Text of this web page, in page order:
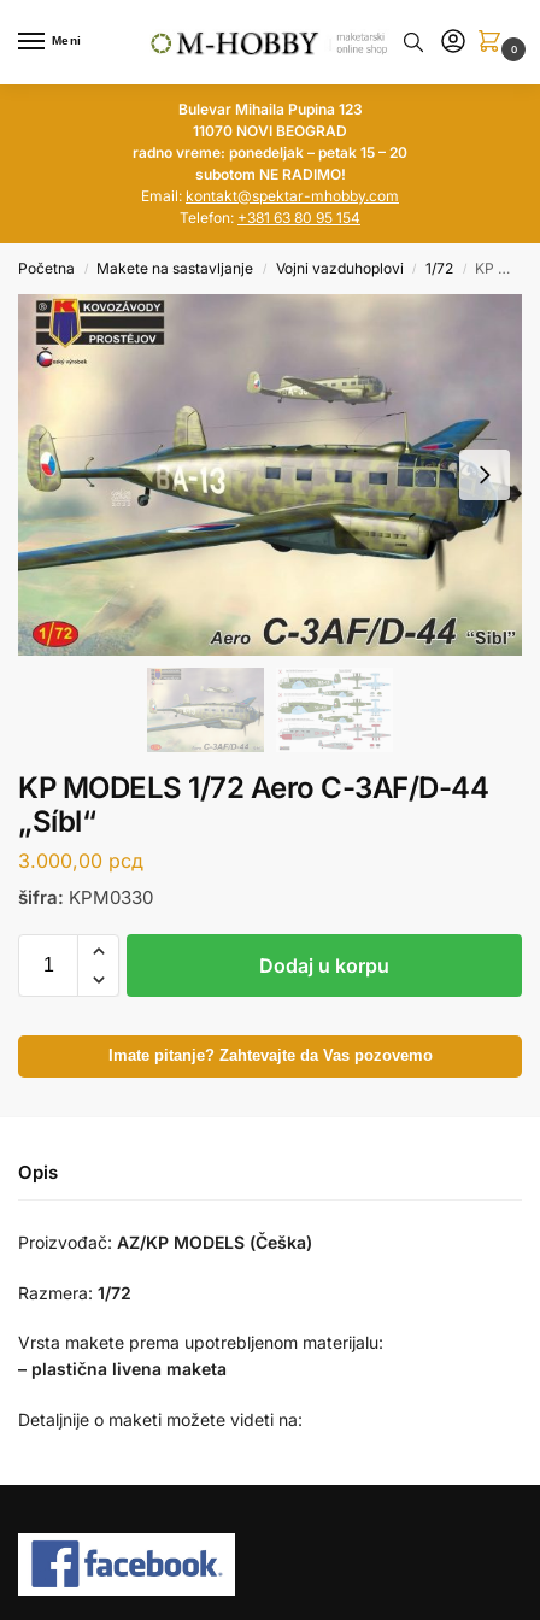
Meni
0
Bulevar Mihaila Pupina 123
11070 NOVI BEOGRAD
radno vreme: ponedeljak – petak 15 – 20
subotom NE RADIMO!
Email: kontakt@spektar-mhobby.com
Telefon: +381 63 80 95 154
Početna / Makete na sastavljanje / Vojni vazduhoplovi / 1/72 / KP MODELS 1/72 Aero C-3AF/D-44 „Síbl“
KP MODELS 1/72 Aero C-3AF/D-44
„Síbl“
3.000,00 рсд
šifra: KPM0330
Dodaj u korpu
Imate pitanje? Zahtevajte da Vas pozovemo
Opis
Proizvođač: AZ/KP MODELS (Češka)
Razmera: 1/72
Vrsta makete prema upotrebljenom materijalu:
– plastična livena maketa
Detaljnije o maketi možete videti na: